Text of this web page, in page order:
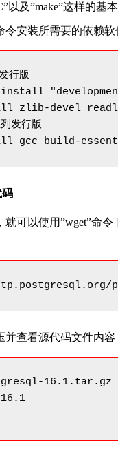
以及”make”这样的基
安装所需要的依赖软
行版
zlib-devel
发行版
gcc build-
码
可以使用”wget”命令
查看源代码文件内容
16.1.tar.gz